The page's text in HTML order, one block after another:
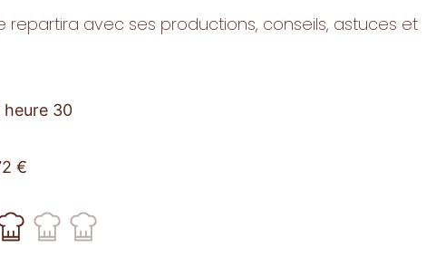
repartira avec ses productions, conseils, astuces et
heure 30
€